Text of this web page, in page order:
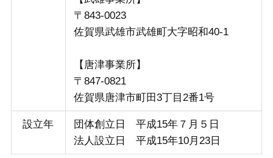
〒843-0023
佐賀県武雄市武雄町大字昭和40-1
【唐津事業所】
〒847-0821
佐賀県唐津市町田3丁目2番1号
設立年
団体創立日 平成15年７月５日
法人設立日 平成15年10月23日